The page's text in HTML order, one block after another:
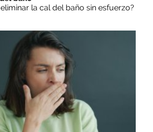
la cal del baño sin esfuerzo?